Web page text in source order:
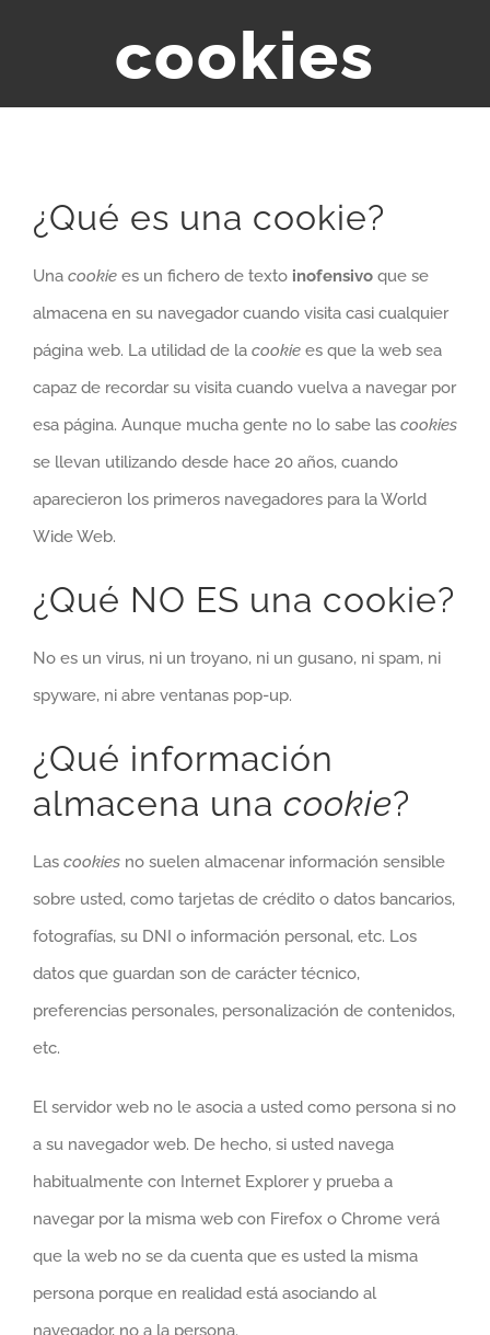
cookies
¿Qué es una cookie?
Una cookie es un fichero de texto inofensivo que se
almacena en su navegador cuando visita casi cualquier
página web. La utilidad de la cookie es que la web sea
capaz de recordar su visita cuando vuelva a navegar por
esa página. Aunque mucha gente no lo sabe las cookies
se llevan utilizando desde hace 20 años, cuando
aparecieron los primeros navegadores para la World
Wide Web.
¿Qué NO ES una cookie?
No es un virus, ni un troyano, ni un gusano, ni spam, ni
spyware, ni abre ventanas pop-up.
¿Qué información
almacena una cookie?
Las cookies no suelen almacenar información sensible
sobre usted, como tarjetas de crédito o datos bancarios,
fotografías, su DNI o información personal, etc. Los
datos que guardan son de carácter técnico,
preferencias personales, personalización de contenidos,
etc.
El servidor web no le asocia a usted como persona si no
a su navegador web. De hecho, si usted navega
habitualmente con Internet Explorer y prueba a
navegar por la misma web con Firefox o Chrome verá
que la web no se da cuenta que es usted la misma
persona porque en realidad está asociando al
navegador, no a la persona.